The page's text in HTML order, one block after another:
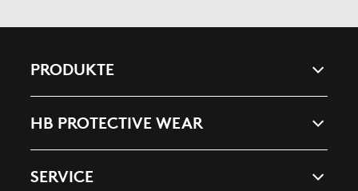
PRODUKTE
ESD
HB PROTECTIVE WEAR
SERVICE